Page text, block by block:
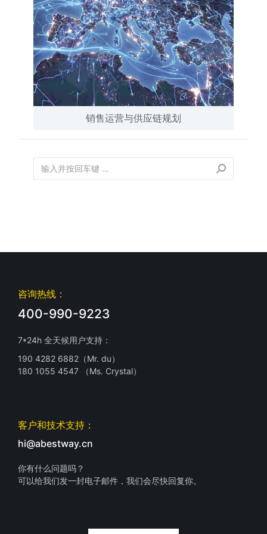
销售运营与供应链规划
咨询热线：
400-990-9223
7*24h 全天候用户支持：
190 4282 6882（Mr. du）
180 1055 4547 （Ms. Crystal）
客户和技术支持：
hi@abestway.cn
你有什么问题吗？
可以给我们发一封电子邮件，我们会尽快回复你。